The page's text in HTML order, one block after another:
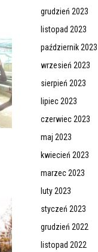
grudzień 2023
listopad 2023
październik 2023
wrzesień 2023
sierpień 2023
lipiec 2023
czerwiec 2023
maj 2023
kwiecień 2023
marzec 2023
luty 2023
styczeń 2023
grudzień 2022
listopad 2022